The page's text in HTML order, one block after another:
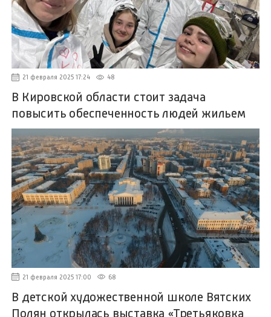
21 февраля 2025 17:24 48
В Кировской области стоит задача
повысить обеспеченность людей жильем
21 февраля 2025 17:00 68
В детской художественной школе Вятских
Полян открылась выставка «Третьяковка